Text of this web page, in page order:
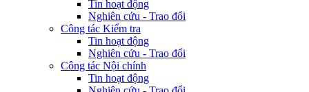
Tin hoạt động
Nghiên cứu - Trao đổi
Công tác Kiểm tra
Tin hoạt động
Nghiên cứu - Trao đổi
Công tác Nội chính
Tin hoạt động